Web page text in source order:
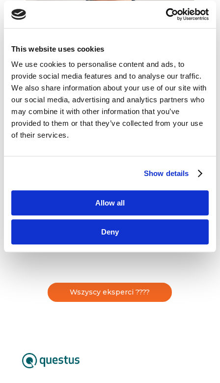
This website uses cookies
We use cookies to personalise content and ads, to
provide social media features and to analyse our traffic.
We also share information about your use of our site with
our social media, advertising and analytics partners who
may combine it with other information that you’ve
provided to them or that they’ve collected from your use
of their services.
Show details
Allow all
Deny
Magdalena Chrapek
Toyota Material Handling Polska
Product and Logistics Solutions Director
Absolwentka Uniwersytetu Warszawskiego
(Wydział Nauk Politycznych) oraz studiów Public
aktywacjami w punktach sprzedaży dla
topowych marek branży piwnej (Kompania
Piwowarska: marki Tyskie, Lech). Od 2015
Wszyscy eksperci ????